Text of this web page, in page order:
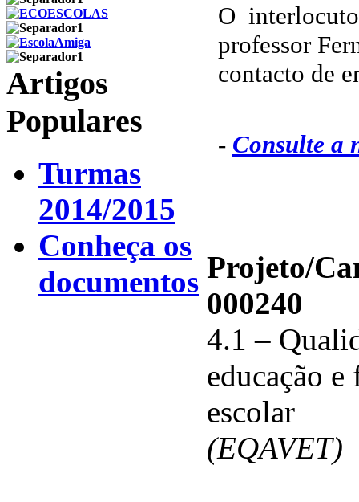
O
professor
contacto de
- Consulte a
Projeto/
000240
4.1 –
educação e
escolar
(EQAVET)
Artigos
Populares
Turmas
2014/2015
Conheça os
documentos